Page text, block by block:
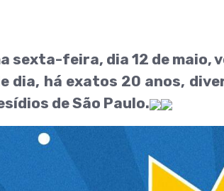
sexta-feira, dia 12 de maio,
dia, há exatos 20 anos,
de São Paulo.